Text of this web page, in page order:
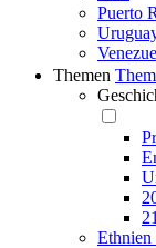
Puerto
Themen